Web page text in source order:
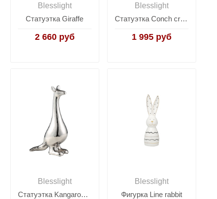
Blesslight
Статуэтка Giraffe
2 660 руб
Blesslight
Статуэтка Conch crane decoration
1 995 руб
Blesslight
Статуэтка Kangaroo ornament
Blesslight
Фигурка Line rabbit